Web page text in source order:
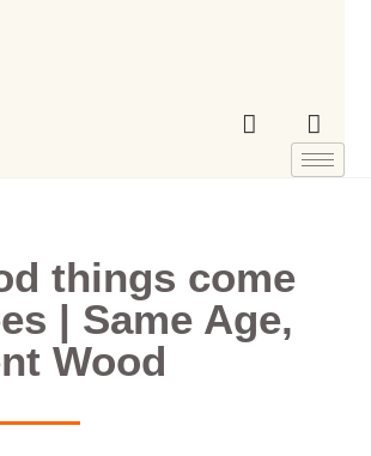
things come
| Same Age,
Wood